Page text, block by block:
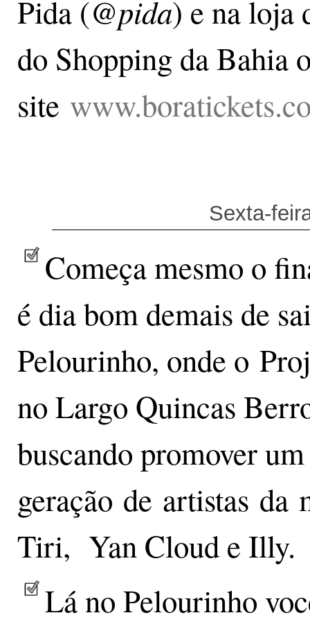
Pida (@pida) e na loja
do Shopping da Bahia
site
Sexta-
Começa mesmo o
é dia bom demais de
Pelourinho, onde o
no Largo Quincas
buscando promover
geração de artistas da
Tiri, Yan Cloud e Illy.
Lá no Pelourinho